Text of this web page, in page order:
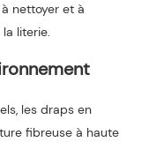
nettoyer et à
literie.
les draps en
fibreuse à haute